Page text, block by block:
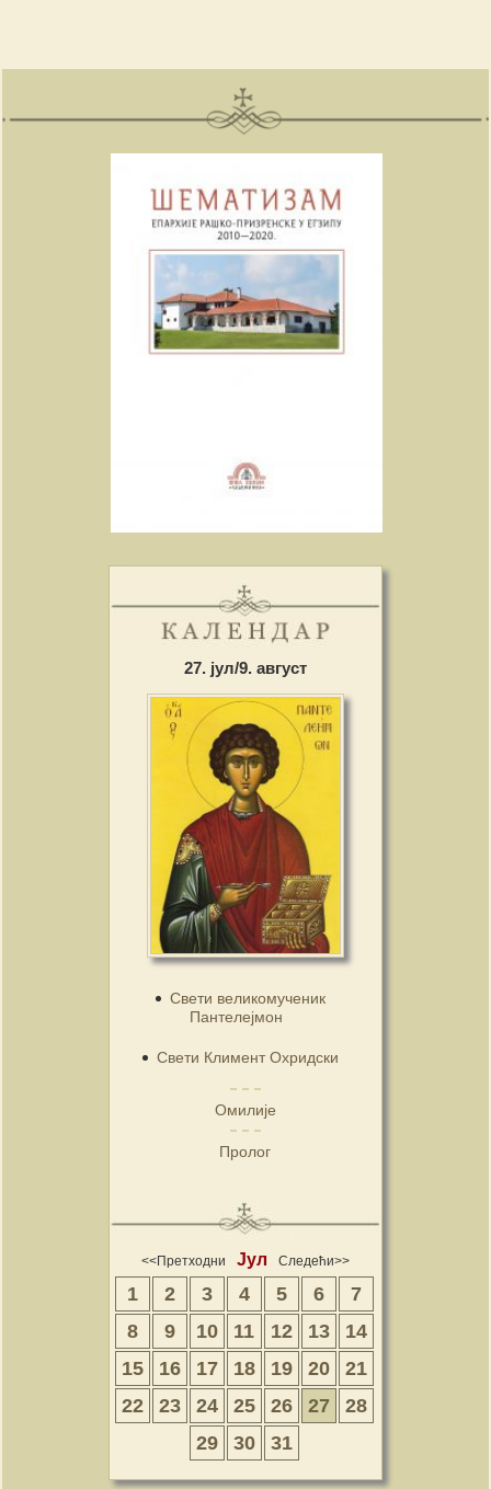
27. јул/9. август
Свети великомученик
Пантелејмон
Свети Климент Охридски
Омилије
Пролог
<<Претходни Јул Следећи>>
1 2 3 4 5 6
7
8
9 10 11 12 13
14
15
16 17 18 19 20
21
22
23 24 25 26 27
28
29
30 31